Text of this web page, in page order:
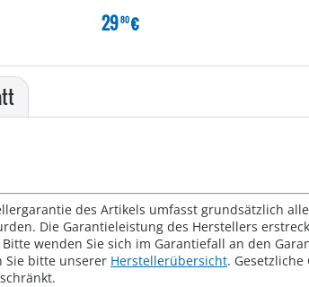
2980€
des Artikels umfasst grundsätzlich
Die Garantieleistung des Herstellers
wenden Sie sich im Garantiefall an den
Sie bitte unserer Herstellerübersicht.